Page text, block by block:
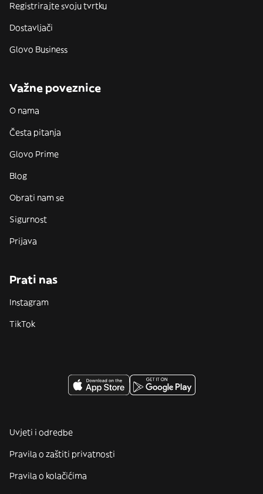
Registrirajte svoju tvrtku
Dostavljači
Glovo Business
Važne poveznice
O nama
Česta pitanja
Glovo Prime
Blog
Obrati nam se
Sigurnost
Prijava
Prati nas
Instagram
TikTok
Uvjeti i odredbe
Pravila o zaštiti privatnosti
Pravila o kolačićima